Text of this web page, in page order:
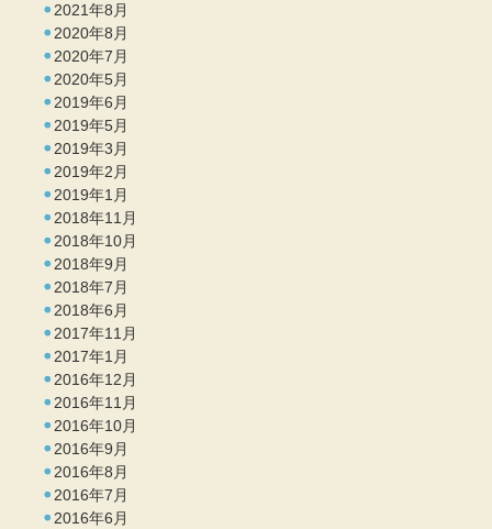
2021年8月
2020年8月
2020年7月
2020年5月
2019年6月
2019年5月
2019年3月
2019年2月
2019年1月
2018年11月
2018年10月
2018年9月
2018年7月
2018年6月
2017年11月
2017年1月
2016年12月
2016年11月
2016年10月
2016年9月
2016年8月
2016年7月
2016年6月